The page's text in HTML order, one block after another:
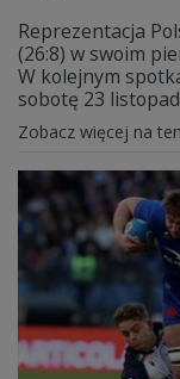
Reprezentacja
(26:8) w swoim
W kolejnym
sobotę 23
Zobacz więcej na